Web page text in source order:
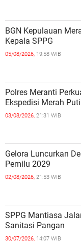
BGN Kepulauan
Kepala SPPG
05/08/2026, 19:58 WIB
Polres Meranti
Ekspedisi Merah
03/08/2026, 21:31 WIB
Gelora Luncurkan
Pemilu 2029
02/08/2026, 21:53 WIB
SPPG Mantiasa
Sanitasi Pangan
30/07/2026, 14:07 WIB